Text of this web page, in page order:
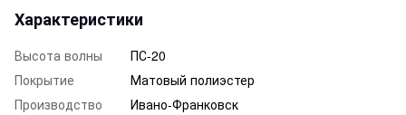
Характеристики
Высота волны
ПС-20
Покрытие
Матовый полиэстер
Производство
Ивано-Франковск